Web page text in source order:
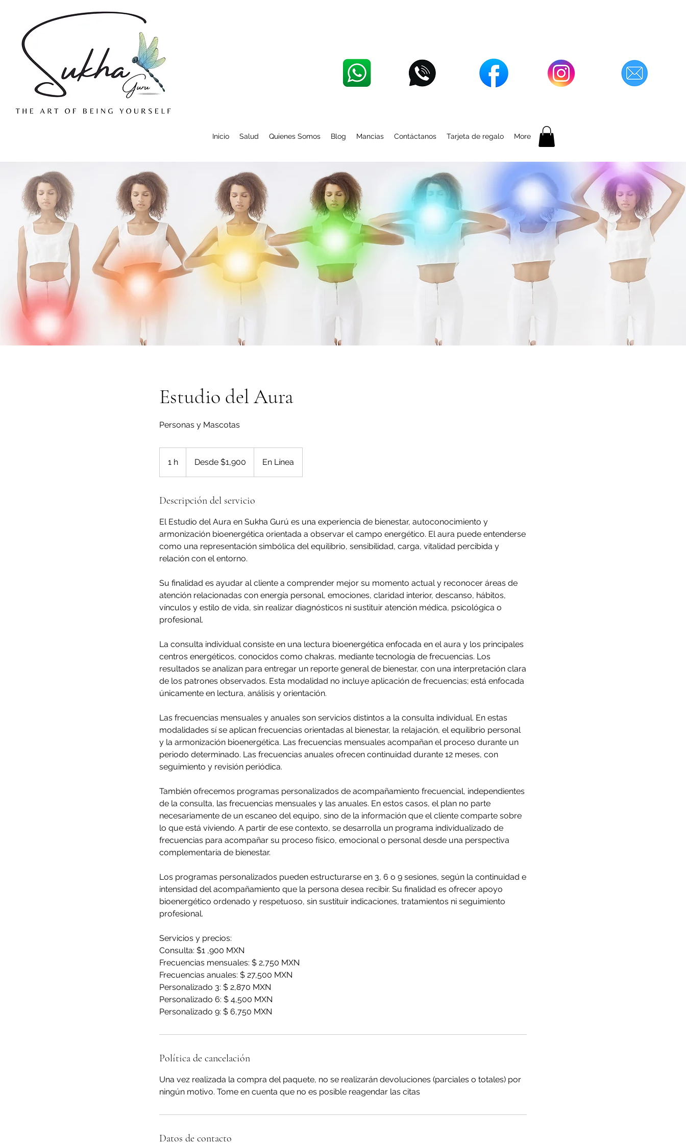
Inicio Salud Quienes Somos Blog Mancias Contáctanos Tarjeta de regalo More
Estudio del Aura
Personas y Mascotas
1 h
pesosDesde $1,900 En Línea
Descripción del servicio
El Estudio del Aura en Sukha Gurú es una experiencia de bienestar, autoconocimiento y
armonización bioenergética orientada a observar el campo energético. El aura puede entenderse
como una representación simbólica del equilibrio, sensibilidad, carga, vitalidad percibida y
relación con el entorno.
Su finalidad es ayudar al cliente a comprender mejor su momento actual y reconocer áreas de
atención relacionadas con energía personal, emociones, claridad interior, descanso, hábitos,
vínculos y estilo de vida, sin realizar diagnósticos ni sustituir atención médica, psicológica o
profesional.
La consulta individual consiste en una lectura bioenergética enfocada en el aura y los principales
centros energéticos, conocidos como chakras, mediante tecnología de frecuencias. Los
resultados se analizan para entregar un reporte general de bienestar, con una interpretación clara
de los patrones observados. Esta modalidad no incluye aplicación de frecuencias; está enfocada
únicamente en lectura, análisis y orientación.
Las frecuencias mensuales y anuales son servicios distintos a la consulta individual. En estas
modalidades sí se aplican frecuencias orientadas al bienestar, la relajación, el equilibrio personal
y la armonización bioenergética. Las frecuencias mensuales acompañan el proceso durante un
periodo determinado. Las frecuencias anuales ofrecen continuidad durante 12 meses, con
seguimiento y revisión periódica.
También ofrecemos programas personalizados de acompañamiento frecuencial, independientes
de la consulta, las frecuencias mensuales y las anuales. En estos casos, el plan no parte
necesariamente de un escaneo del equipo, sino de la información que el cliente comparte sobre
lo que está viviendo. A partir de ese contexto, se desarrolla un programa individualizado de
frecuencias para acompañar su proceso físico, emocional o personal desde una perspectiva
complementaria de bienestar.
Los programas personalizados pueden estructurarse en 3, 6 o 9 sesiones, según la continuidad e
intensidad del acompañamiento que la persona desea recibir. Su finalidad es ofrecer apoyo
bioenergético ordenado y respetuoso, sin sustituir indicaciones, tratamientos ni seguimiento
profesional.
Servicios y precios:
Consulta: $1 ,900 MXN
Frecuencias mensuales: $ 2,750 MXN
Frecuencias anuales: $ 27,500 MXN
Personalizado 3: $ 2,870 MXN
Personalizado 6: $ 4,500 MXN
Personalizado 9: $ 6,750 MXN
Política de cancelación
Una vez realizada la compra del paquete, no se realizarán devoluciones (parciales o totales) por
ningún motivo. Tome en cuenta que no es posible reagendar las citas
Datos de contacto